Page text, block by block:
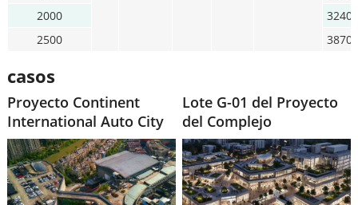
2000
3240
2500
3870
casos
Proyecto Continent
International Auto City
Lote G-01 del Proyecto
del Complejo
DaJingJiang